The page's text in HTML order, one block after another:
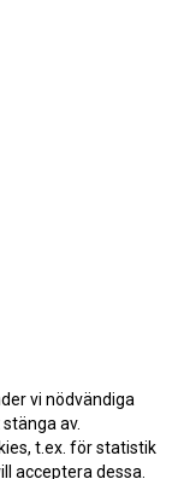
vi nödvändiga
av.
t.ex. för statistik
acceptera dessa.